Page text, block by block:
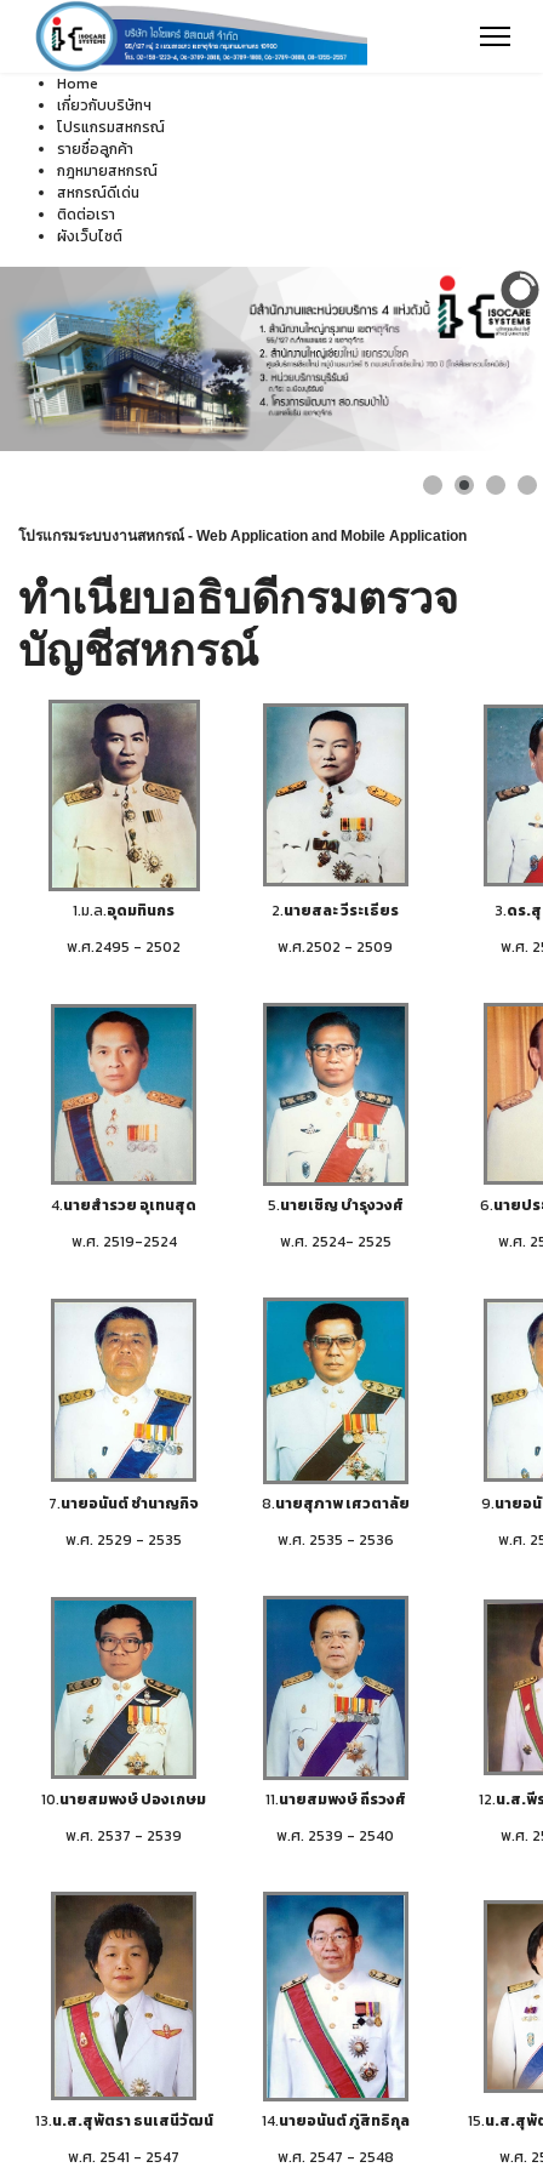
Home
เกี่ยวกับบริษัทฯ
โปรแกรมสหกรณ์
รายชื่อลูกค้า
กฎหมายสหกรณ์
สหกรณ์ดีเด่น
ติดต่อเรา
ผังเว็บไซต์
โปรแกรมระบบงานสหกรณ์ - Web Application and Mobile Application
ทำเนียบอธิบดีกรมตรวจ
บัญชีสหกรณ์
1.ม.ล.อุดมทินกร 2.นายสละ วีระเธียร 3.ดร.
พ.ศ.2495 - 2502
พ.ศ.2502 - 2509 พ.ศ.
4.นายสำรวย อุเทนสุด 5.นายเชิญ บำรุงวงศ์ 6.นายป
พ.ศ. 2519-2524
พ.ศ. 2524- 2525 พ.ศ.
7.นายอนันต์ ชำนาญกิจ 8.นายสุภาพ เศวตาลัย 9.นายอ
พ.ศ. 2529 - 2535
พ.ศ. 2535 - 2536 พ.ศ.
10.นายสมพงษ์ ปองเกษม 11.นายสมพงษ์ ถีรวงศ์ 12.น.ส.พี
พ.ศ. 2537 - 2539
พ.ศ. 2539 - 2540 พ.ศ.
13.น.ส.สุพัตรา ธนเสนีวัฒน์ 14.นายอนันต์ ภู่สิทธิกุล 15.น.ส.สุพั
พ.ศ. 2541 - 2547
พ.ศ. 2547 - 2548 พ.ศ.